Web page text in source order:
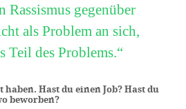
Rassismus gegenüber
als Problem an sich,
Teil des Problems.“
Hast du einen Job? Hast du
beworben?